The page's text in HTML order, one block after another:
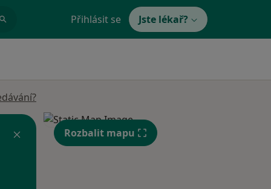
Přihlásit se Jste lékař?
Rozbalit mapu